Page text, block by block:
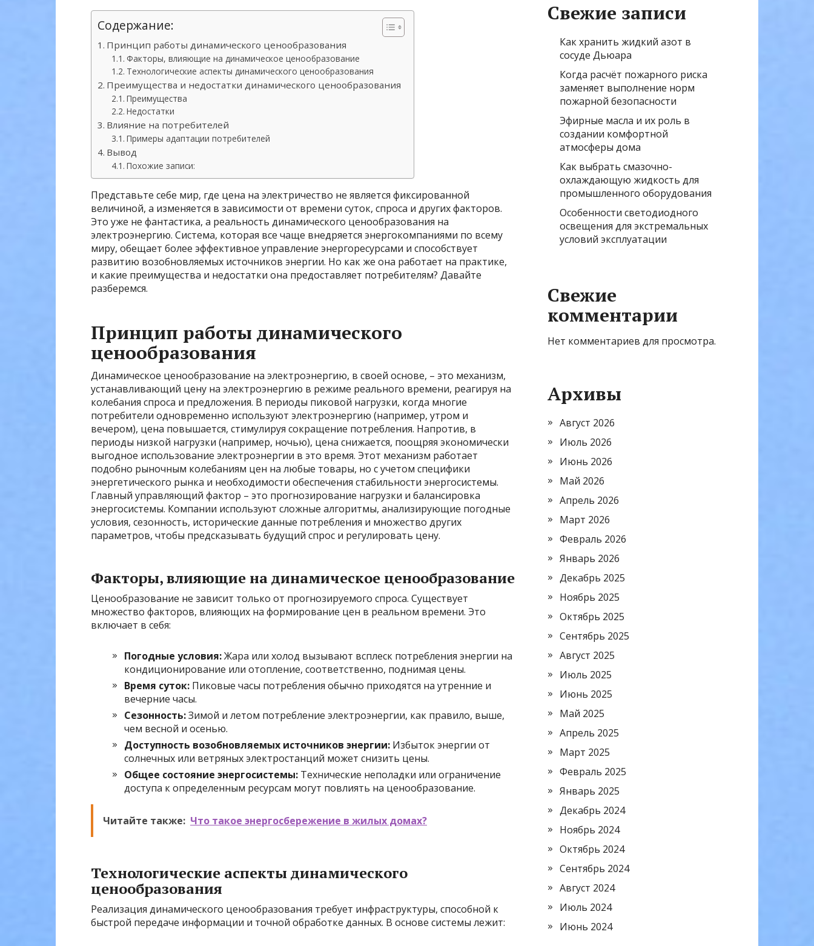
Содержание:
Принцип работы динамического ценообразования
Факторы, влияющие на динамическое ценообразование
Технологические аспекты динамического ценообразования
Преимущества и недостатки динамического ценообразования
Преимущества
Недостатки
Влияние на потребителей
Примеры адаптации потребителей
Вывод
Похожие записи:
Представьте себе мир, где цена на электричество не является фиксированной
величиной, а изменяется в зависимости от времени суток, спроса и других факторов.
Это уже не фантастика, а реальность динамического ценообразования на
электроэнергию. Система, которая все чаще внедряется энергокомпаниями по всему
миру, обещает более эффективное управление энергоресурсами и способствует
развитию возобновляемых источников энергии. Но как же она работает на практике,
и какие преимущества и недостатки она предоставляет потребителям? Давайте
разберемся.
Принцип работы динамического
ценообразования
Динамическое ценообразование на электроэнергию, в своей основе, – это механизм,
устанавливающий цену на электроэнергию в режиме реального времени, реагируя на
колебания спроса и предложения. В периоды пиковой нагрузки, когда многие
потребители одновременно используют электроэнергию (например, утром и
вечером), цена повышается, стимулируя сокращение потребления. Напротив, в
периоды низкой нагрузки (например, ночью), цена снижается, поощряя экономически
выгодное использование электроэнергии в это время. Этот механизм работает
подобно рыночным колебаниям цен на любые товары, но с учетом специфики
энергетического рынка и необходимости обеспечения стабильности энергосистемы.
Главный управляющий фактор – это прогнозирование нагрузки и балансировка
энергосистемы. Компании используют сложные алгоритмы, анализирующие погодные
условия, сезонность, исторические данные потребления и множество других
параметров, чтобы предсказывать будущий спрос и регулировать цену.
Факторы, влияющие на динамическое ценообразование
Ценообразование не зависит только от прогнозируемого спроса. Существует
множество факторов, влияющих на формирование цен в реальном времени. Это
включает в себя:
Погодные условия:Жара или холод вызывают всплеск потребления энергии на
кондиционирование или отопление, соответственно, поднимая цены.
Время суток: Пиковые часы потребления обычно приходятся на утренние и
вечерние часы.
Сезонность:Зимой и летом потребление электроэнергии, как правило, выше,
чем весной и осенью.
Доступность возобновляемых источников энергии: Избыток энергии от
солнечных или ветряных электростанций может снизить цены.
Общее состояние энергосистемы: Технические неполадки или ограничение
доступа к определенным ресурсам могут повлиять на ценообразование.
Читайте также: Что такое энергосбережение в жилых домах?
Технологические аспекты динамического
ценообразования
Реализация динамического ценообразования требует инфраструктуры, способной к
быстрой передаче информации и точной обработке данных. В основе системы лежит:
Свежие записи
Как хранить жидкий азот в
сосуде Дьюара
Когда расчёт пожарного риска
заменяет выполнение норм
пожарной безопасности
Эфирные масла и их роль в
создании комфортной
атмосферы дома
Как выбрать смазочно-
охлаждающую жидкость для
промышленного оборудования
Особенности светодиодного
освещения для экстремальных
условий эксплуатации
Свежие
комментарии
Нет комментариев для просмотра.
Архивы
Август 2026
Июль 2026
Июнь 2026
Май 2026
Апрель 2026
Март 2026
Февраль 2026
Январь 2026
Декабрь 2025
Ноябрь 2025
Октябрь 2025
Сентябрь 2025
Август 2025
Июль 2025
Июнь 2025
Май 2025
Апрель 2025
Март 2025
Февраль 2025
Январь 2025
Декабрь 2024
Ноябрь 2024
Октябрь 2024
Сентябрь 2024
Август 2024
Июль 2024
Июнь 2024